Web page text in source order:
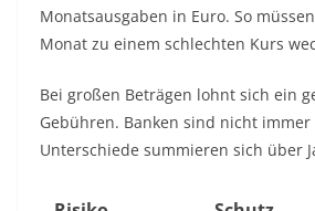
Monatsausgaben in Euro. So
Monat zu einem schlechten Kurs
Bei großen Beträgen lohnt sich ein
Gebühren. Banken sind nicht
Unterschiede summieren sich über